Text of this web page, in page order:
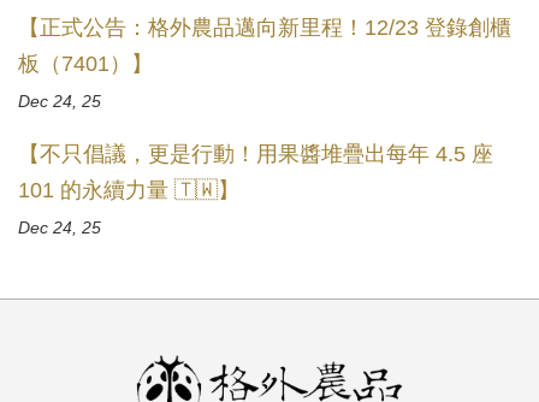
【正式公告：格外農品邁向新里程！12/23 登錄創櫃
板（7401）】
Dec 24, 25
【不只倡議，更是行動！用果醬堆疊出每年 4.5 座
101 的永續力量 🇹🇼】
Dec 24, 25